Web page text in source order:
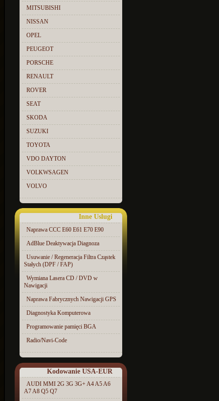
MITSUBISHI
NISSAN
OPEL
PEUGEOT
PORSCHE
RENAULT
ROVER
SEAT
SKODA
SUZUKI
TOYOTA
VDO DAYTON
VOLKWSAGEN
VOLVO
Inne Uslugi
Naprawa CCC E60 E61 E70 E90
AdBlue Deaktywacja Diagnoza
Usuwanie / Regeneracja Filtra Cząstek
Stałych (DPF / FAP)
Wymiana Lasera CD / DVD w
Nawigacji
Naprawa Fabrycznych Nawigacji GPS
Diagnostyka Komputerowa
Programowanie pamięci BGA
Radio/Navi-Code
Kodowanie USA-EUR
AUDI MMI 2G 3G 3G+ A4 A5 A6
A7 A8 Q5 Q7